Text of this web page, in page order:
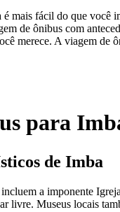
mais fácil do que você
de ônibus com
merece. A viagem de
para
de Imba
a imponente
livre. Museus locais